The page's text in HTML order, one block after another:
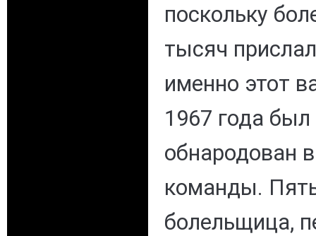
поскольку
тысяч
именно этот
1967 года
обнародован
команды.
болельщица,